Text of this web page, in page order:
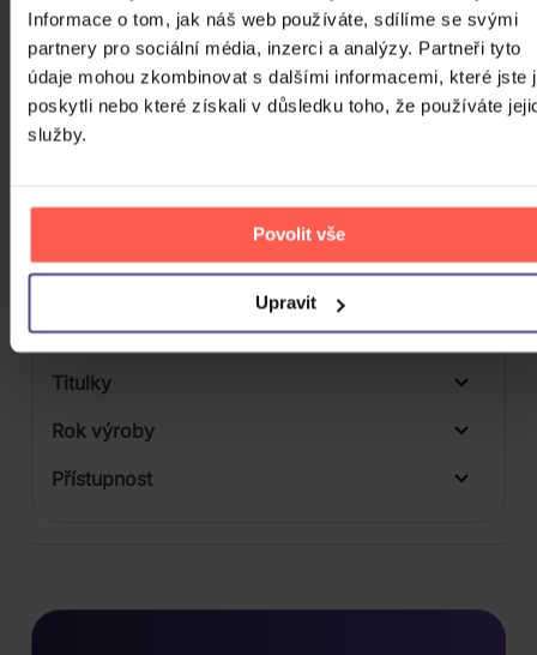
Informace o tom, jak náš web používáte, sdílíme se svými
partnery pro sociální média, inzerci a analýzy. Partneři tyto
údaje mohou zkombinovat s dalšími informacemi, které jste
poskytli nebo které získali v důsledku toho, že používáte
služby.
Povolit vše
Upravit
1
Počet BD
Počet vinyl
Počet KiT
Zvuk
Titulky
Rok výroby
Přístupnost